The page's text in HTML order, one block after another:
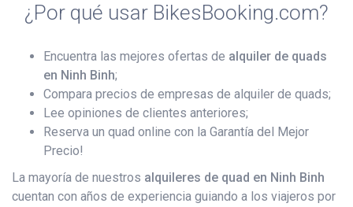
¿Por qué usar BikesBooking.com?
Encuentra las mejores ofertas de alquiler de quads
en Ninh Binh;
Compara precios de empresas de alquiler de quads;
Lee opiniones de clientes anteriores;
Reserva un quad online con la Garantía del Mejor
Precio!
La mayoría de nuestros alquileres de quad en Ninh Binh
cuentan con años de experiencia guiando a los viajeros por